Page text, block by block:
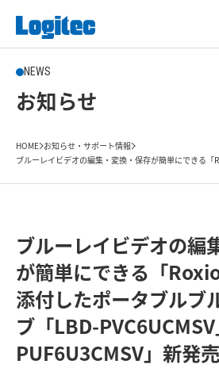
NEWS
お知らせ
HOME お知らせ・サポート情報
ブルーレイビデオの編集・変換・保存が簡単にできる「
ブルーレイビデオの編
が簡単にできる「
添付したポータブルブ
ブ「LBD-
PUF6U3CMSV」新発売